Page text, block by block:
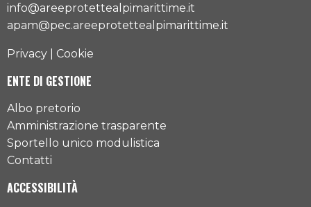
info@areeprotettealpimarittime.it
apam@pec.areeprotettealpimarittime.it
Privacy Cookie
ENTE DI GESTIONE
Albo pretorio
Amministrazione trasparente
Sportello unico modulistica
Contatti
ACCESSIBILITÀ